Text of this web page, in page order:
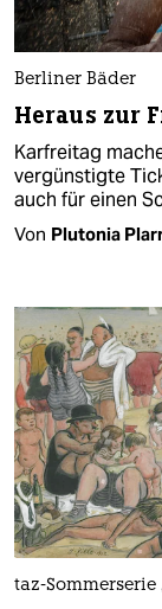
Berliner Bäder
Heraus zur
Karfreitag
vergünstigte
auch für einen
Von Plutonia
taz-Sommerserie